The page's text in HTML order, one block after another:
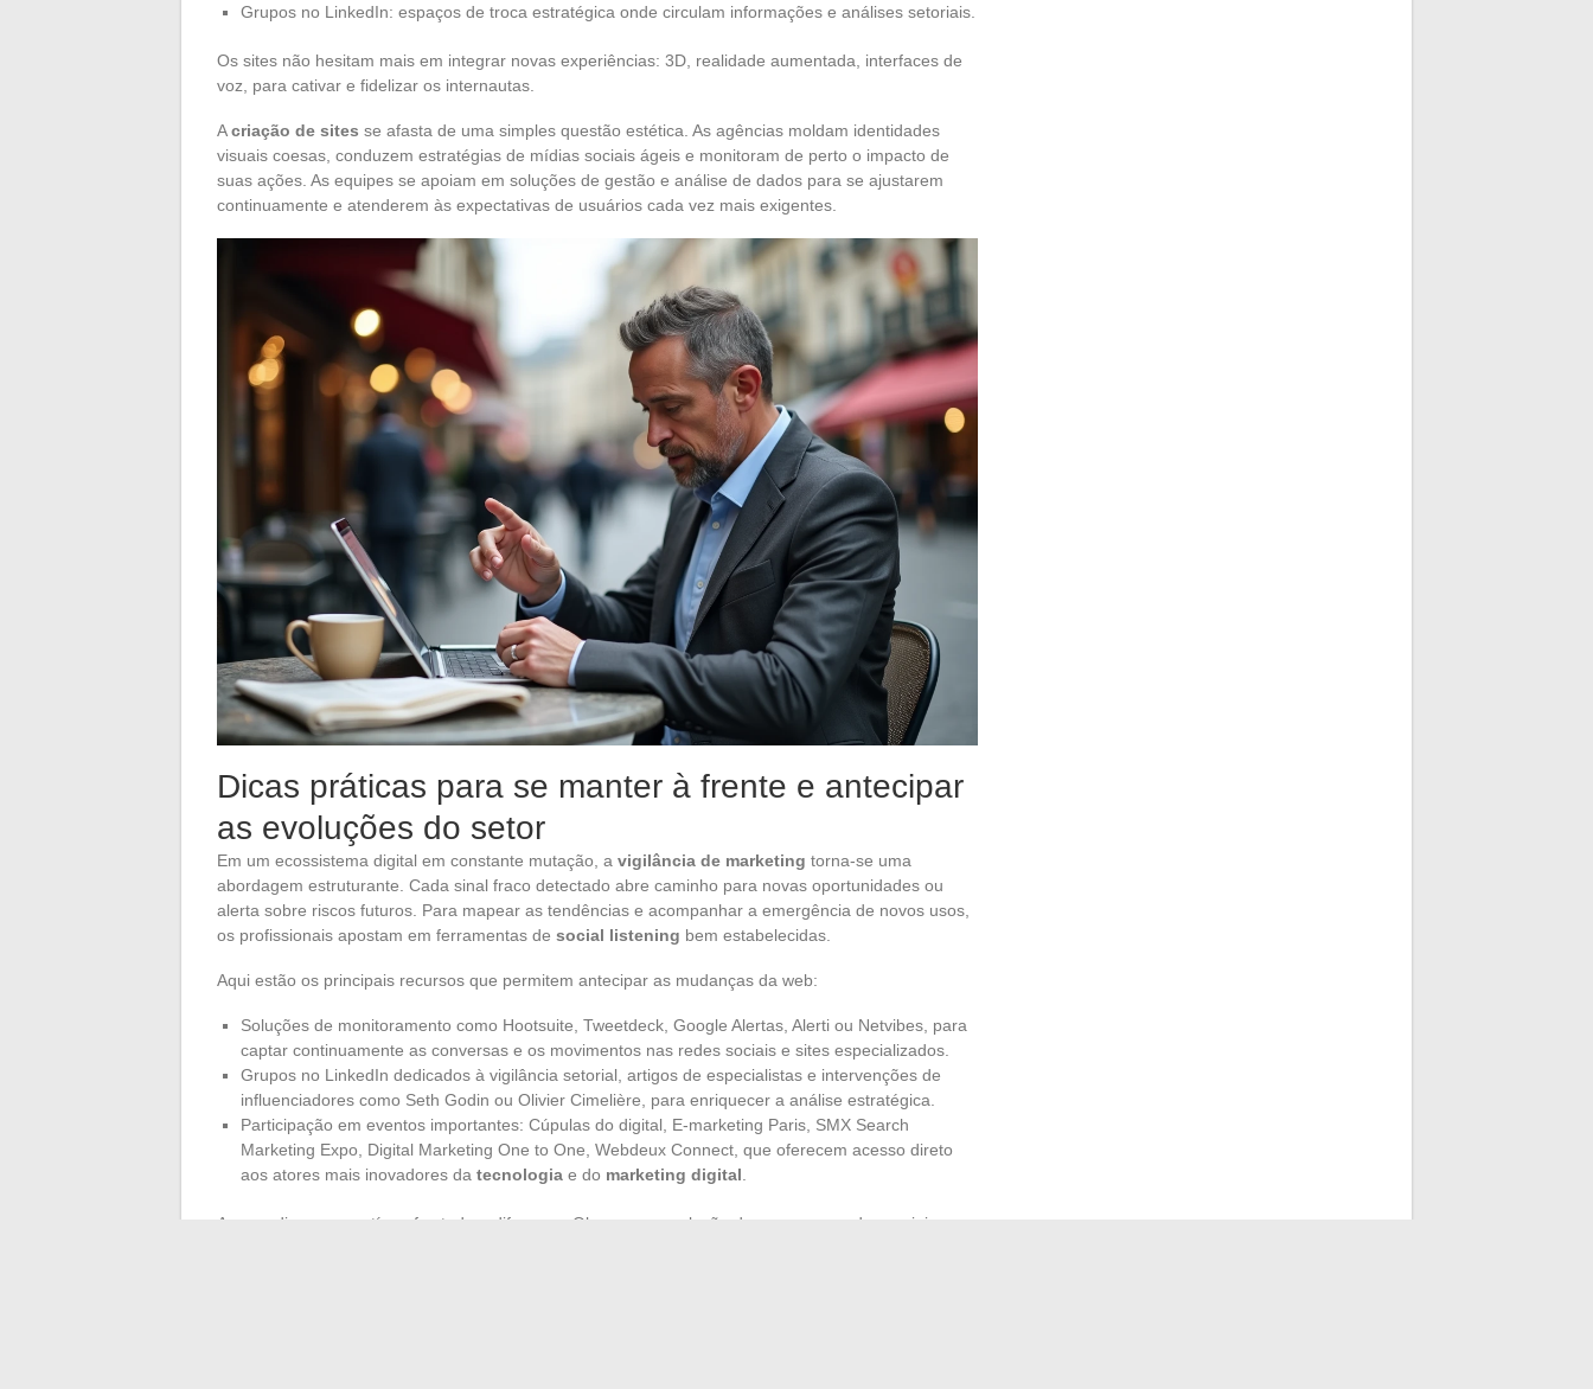
Grupos no LinkedIn: espaços de troca estratégica onde circulam informações e análises setoriais.
Os sites não hesitam mais em integrar novas experiências: 3D, realidade aumentada, interfaces de
voz, para cativar e fidelizar os internautas.
Acriação de sites se afasta de uma simples questão estética. As agências moldam identidades
visuais coesas, conduzem estratégias de mídias sociais ágeis e monitoram de perto o impacto de
suas ações. As equipes se apoiam em soluções de gestão e análise de dados para se ajustarem
continuamente e atenderem às expectativas de usuários cada vez mais exigentes.
Dicas práticas para se manter à frente e antecipar
as evoluções do setor
Em um ecossistema digital em constante mutação, a vigilância de marketing torna-se uma
abordagem estruturante. Cada sinal fraco detectado abre caminho para novas oportunidades ou
alerta sobre riscos futuros. Para mapear as tendências e acompanhar a emergência de novos usos,
os profissionais apostam em ferramentas de social listening bem estabelecidas.
Aqui estão os principais recursos que permitem antecipar as mudanças da web:
Soluções de monitoramento como Hootsuite, Tweetdeck, Google Alertas, Alerti ou Netvibes, para
captar continuamente as conversas e os movimentos nas redes sociais e sites especializados.
Grupos no LinkedIn dedicados à vigilância setorial, artigos de especialistas e intervenções de
influenciadores como Seth Godin ou Olivier Cimelière, para enriquecer a análise estratégica.
Participação em eventos importantes: Cúpulas do digital, E-marketing Paris, SMX Search
Marketing Expo, Digital Marketing One to One, Webdeux Connect, que oferecem acesso direto
aos atores mais inovadores da tecnologia e do marketing digital
A aprendizagem contínua faz toda a diferença. Observar a evolução dos usos nas redes sociais,